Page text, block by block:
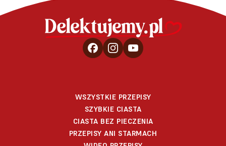
WSZYSTKIE PRZEPISY
SZYBKIE CIASTA
CIASTA BEZ PIECZENIA
PRZEPISY ANI STARMACH